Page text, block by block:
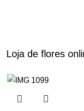
Loja de flores